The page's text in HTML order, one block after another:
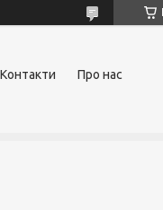
Контакти Про нас